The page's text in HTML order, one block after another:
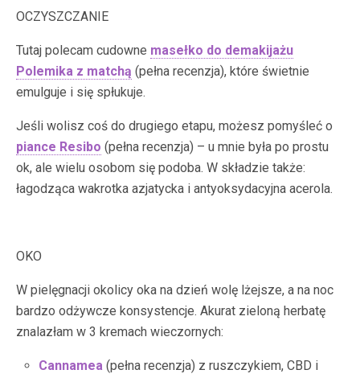
OCZYSZCZANIE
Tutaj polecam cudowne masełko do demakijażu
Polemika z matchą (pełna recenzja), które świetnie
emulguje i się spłukuje.
Jeśli wolisz coś do drugiego etapu, możesz pomyśleć o
piance Resibo (pełna recenzja) – u mnie była po prostu
ok, ale wielu osobom się podoba. W składzie także:
łagodząca wakrotka azjatycka i antyoksydacyjna acerola.
OKO
W pielęgnacji okolicy oka na dzień wolę lżejsze, a na noc
bardzo odżywcze konsystencje. Akurat zieloną herbatę
znalazłam w 3 kremach wieczornych:
Cannamea (pełna recenzja) z ruszczykiem, CBD i